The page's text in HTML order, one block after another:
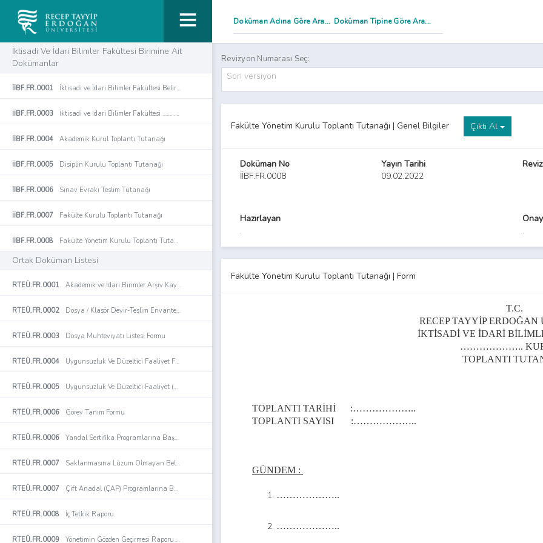
İktisadi Ve İdari Bilimler Fakültesi Birimine Ait
Dokümanlar
İİBF.FR.0001 İktisadi ve İdari Bilimler Fakültesi Belirtke Tablosu
İİBF.FR.0003 İktisadi ve İdari Bilimler Fakültesi …………………. Bölümü Bölüm Kurulu Toplantı Tutanağı
İİBF.FR.0004 Akademik Kurul Toplantı Tutanağı
İİBF.FR.0005 Disiplin Kurulu Toplantı Tutanağı
İİBF.FR.0006 Sınav Evrakı Teslim Tutanağı
İİBF.FR.0007 Fakülte Kurulu Toplantı Tutanağı
İİBF.FR.0008 Fakülte Yönetim Kurulu Toplantı Tutanağı
Ortak Doküman Listesi
RTEÜ.FR.0001 Akademik ve İdari Birimler Arşiv Kayıt ve Takip Formu
RTEÜ.FR.0002 Dosya / Klasör Devir-Teslim Envanteri Formu
RTEÜ.FR.0003 Dosya Muhteviyatı Listesi Formu
RTEÜ.FR.0004 Uygunsuzluk Ve Düzeltici Faaliyet Formu
RTEÜ.FR.0005 Uygunsuzluk Ve Düzeltici Faaliyet (Udf) İzleme Formu
RTEÜ.FR.0006 Görev Tanım Formu
RTEÜ.FR.0006 Yandal Sertifika Programlarına Başvuru Sonuçları Formu
RTEÜ.FR.0007 Saklanmasına Lüzum Olmayan Belgelere İlişkin İmha Listesi Formu
RTEÜ.FR.0007 Çift Anadal (ÇAP) Programlarına Başvuru Sonuçları Formu
RTEÜ.FR.0008 İç Tetkik Raporu
RTEÜ.FR.0009 Yönetimin Gözden Geçirmesi Raporu Formu
Revizyon Numarası Seç:
Son versiyon
Fakülte Yönetim Kurulu Toplantı Tutanağı | Genel Bilgiler Çıktı Al
Doküman No
İİBF.FR.0008
Yayın Tarihi
09.02.2022
Hazırlayan
.
.
Fakülte Yönetim Kurulu Toplantı Tutanağı | Form
T.C.
RECEP TAYYİP ERDOĞAN
İKTİSADİ VE İDARİ
………………..
TOPLANTI
TOPLANTI TARİHİ :………………..
TOPLANTI SAYISI :………………..
GÜNDEM :
………………..
………………..